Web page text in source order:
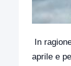
In
aprile e